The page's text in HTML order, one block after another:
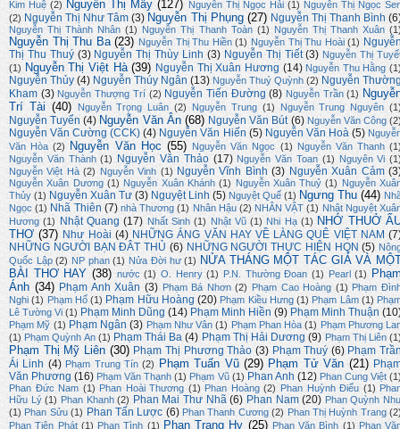
Kim Huệ (2) Nguyễn Thị Mây (127) Nguyễn Thị Ngọc Hải (1) Nguyễn Thị Ngọc
(2) Nguyễn Thị Như Tâm (3) Nguyễn Thị Phụng (27) Nguyễn Thị Thanh Bình
Nguyễn Thị Thành Nhân (1) Nguyễn Thị Thanh Toàn (1) Nguyễn Thị Thanh Xuân
Nguyễn Thị Thu Ba (23) Nguyễn Thị Thu Hiền (1) Nguyễn Thị Thu Hoài (1)
Thị Thu Thuý (3) Nguyễn Thị Thùy Linh (3) Nguyễn Thị Tiết (3) Nguyễn Thị
(1) Nguyễn Thị Việt Hà (39) Nguyễn Thị Xuân Hương (14) Nguyễn Thu Hằng
Nguyễn Thủy (4) Nguyễn Thúy Ngân (13) Nguyễn Thuý Quỳnh (2) Nguyễn
Kham (3) Nguyễn Thượng Trí (2) Nguyễn Tiến Đường (8) Nguyễn Trần (1)
Trí Tài (40) Nguyễn Trọng Luân (2) Nguyễn Trung (1) Nguyễn Trung Nguyên
Nguyễn Tuyển (4) Nguyễn Văn Ân (68) Nguyễn Văn Bút (6) Nguyễn Văn Công
Nguyễn Văn Cường (CCK) (4) Nguyễn Văn Hiến (5) Nguyễn Văn Hoà (5)
Văn Hòa (2) Nguyễn Văn Học (55) Nguyễn Văn Ngọc (1) Nguyễn Văn Thanh
Nguyễn Văn Thành (1) Nguyễn Văn Thảo (17) Nguyễn Văn Toan (1) Nguyên Vi
Nguyễn Việt Hà (2) Nguyễn Vinh (1) Nguyễn Vĩnh Bình (3) Nguyễn Xuân Cảm
Nguyễn Xuân Dương (1) Nguyễn Xuân Khánh (1) Nguyễn Xuân Thuỷ (1) Nguyễn
Thủy (1) Nguyễn Xuân Tư (3) Nguyệt Linh (5) Nguyệt Quế (1) Ngưng Thu (44)
Ngọc (1) Nhã Thiên (7) nhà Thương (1) Nhân Hậu (2) NHÂN VẬT (1) Nhật Nguyệt
Hương (1) Nhật Quang (17) Nhất Sinh (1) Nhật Vũ (1) Nhi Hạ (1) NHỚ THUỞ
THƠ (37) Như Hoài (4) NHỮNG ÁNG VĂN HAY VỀ LÀNG QUÊ VIỆT NAM
NHỮNG NGƯỜI BẠN ĐÂT THỦ (6) NHỮNG NGƯỜI THỰC HIỆN HQN (5)
Quốc Lập (2) NP phan (1) Nửa Đời hư (1) NỬA THÁNG MỘT TÁC GIẢ VÀ
BÀI THƠ HAY (38) nước (1) O. Henry (1) P.N. Thường Đoan (1) Pearl (1)
Ánh (34) Phạm Anh Xuân (3) Phạm Bá Nhơn (2) Phạm Cao Hoàng (1) Phạm
Nghi (1) Phạm Hổ (1) Phạm Hữu Hoàng (20) Phạm Kiều Hưng (1) Phạm Lâm (1)
Lê Tường Vi (1) Phạm Minh Dũng (14) Phạm Minh Hiền (9) Phạm Minh Thuận
Phạm Mỹ (1) Phạm Ngân (3) Phạm Như Vân (1) Phạm Phan Hòa (1) Phạm Phương
(1) Phạm Quỳnh An (1) Phạm Thái Ba (4) Phạm Thị Hải Dương (9) Phạm Thị Liên
Phạm Thị Mỹ Liên (30) Phạm Thị Phương Thảo (3) Phạm Thuý (6) Phạm
Ái Linh (4) Phạm Trung Tín (2) Phạm Tuấn Vũ (29) Phạm Tử Văn (21)
Văn Phương (16) Phạm Văn Thạnh (1) Phạm Vũ (1) Phan Anh (12) Phan Cung Việt
Phan Đức Nam (1) Phan Hoài Thương (1) Phan Hoàng (2) Phan Huỳnh Điểu (1)
Hữu Lý (1) Phan Khanh (2) Phan Mai Thư Nhã (6) Phan Nam (20) Phan Quỳnh
(1) Phan Sửu (1) Phan Tấn Lược (6) Phan Thanh Cương (2) Phan Thị Huỳnh Trang
Phan Tiên Phát (1) Phan Tình (1) Phan Trang Hy (25) Phan Văn Bình (1) Phan